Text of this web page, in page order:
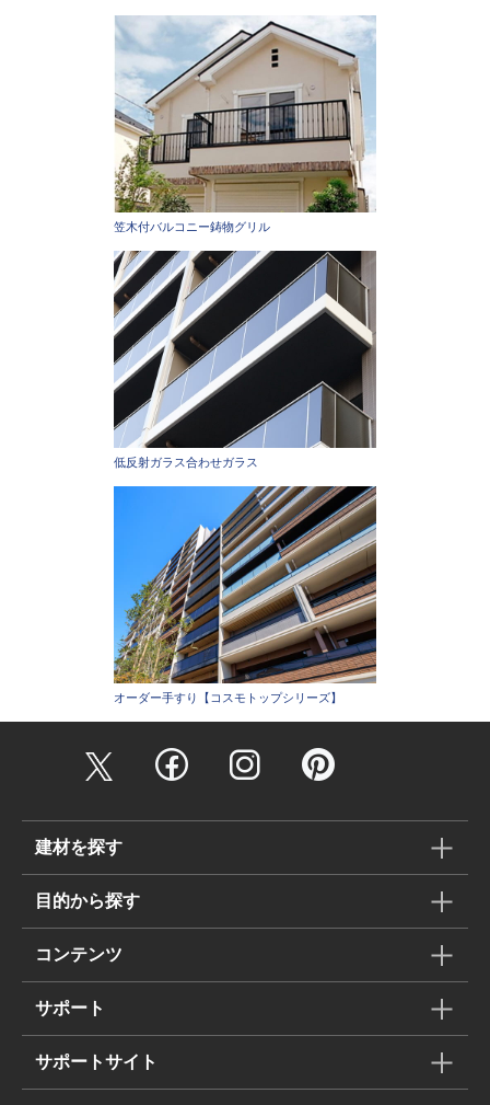
笠木付バルコニー鋳物グリル
低反射ガラス合わせガラス
オーダー手すり【コスモトップシリーズ】
建材を探す
目的から探す
コンテンツ
サポート
サポートサイト